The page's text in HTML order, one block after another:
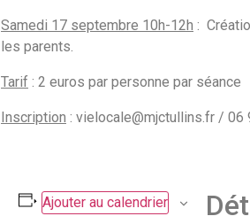
Samedi 17 septembre 10h-12h :
les parents.
Tarif : 2 euros par personne par séance
Inscription : vielocale@mjctullins.fr / 06
Ajouter au calendrier